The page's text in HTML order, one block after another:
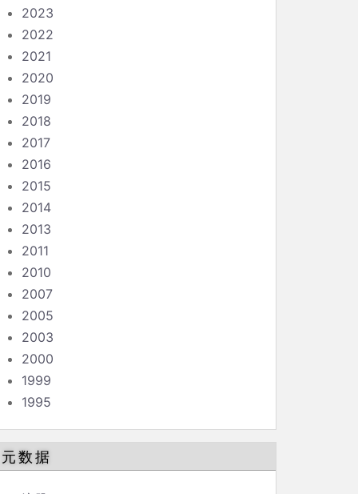
2023
2022
2021
2020
2019
2018
2017
2016
2015
2014
2013
2011
2010
2007
2005
2003
2000
1999
1995
元数据